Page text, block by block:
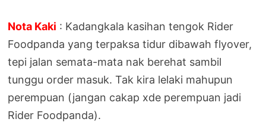
Nota Kaki : Kadangkala kasihan tengok Rider
Foodpanda yang terpaksa tidur dibawah flyover,
tepi jalan semata-mata nak berehat sambil
tunggu order masuk. Tak kira lelaki mahupun
perempuan (jangan cakap xde perempuan jadi
Rider Foodpanda).